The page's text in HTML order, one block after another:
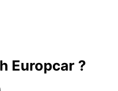
Europcar ?